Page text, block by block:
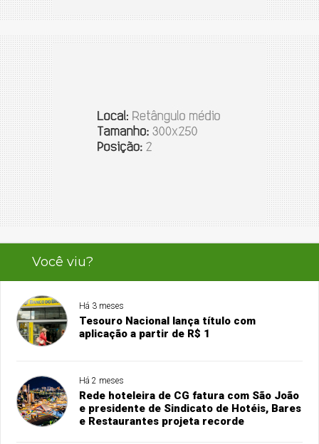
Você viu?
Há 3 meses
Tesouro Nacional lança título com
aplicação a partir de R$ 1
Há 2 meses
Rede hoteleira de CG fatura com São João
e presidente de Sindicato de Hotéis, Bares
e Restaurantes projeta recorde